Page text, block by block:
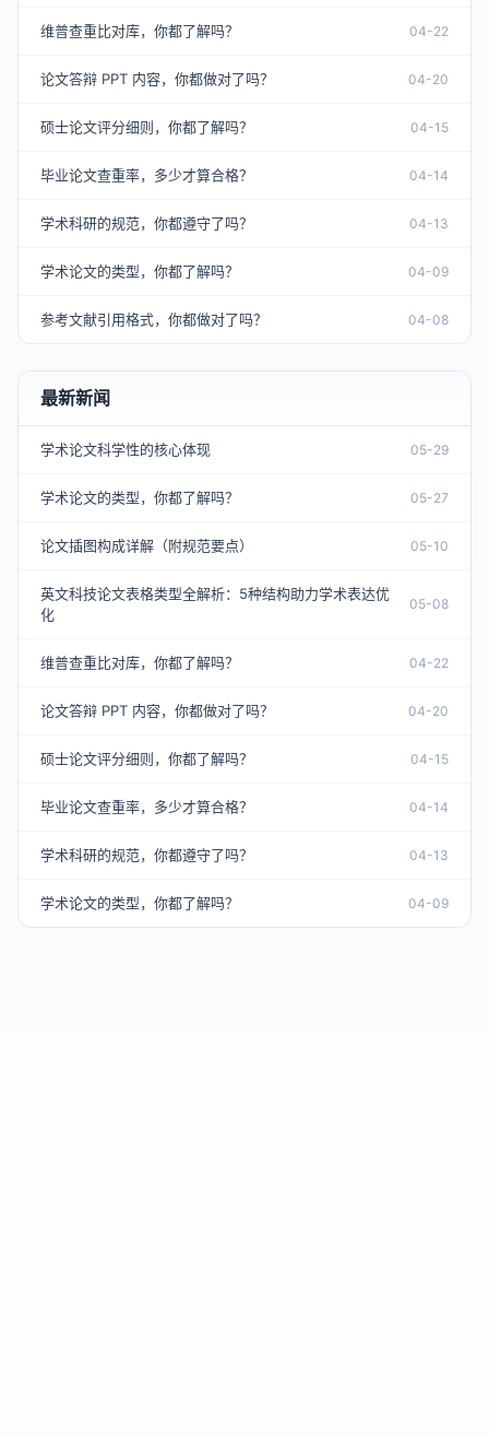
维普查重比对库，你都了解吗？ 04-22
论文答辩 PPT 内容，你都做对了吗？ 04-20
硕士论文评分细则，你都了解吗？ 04-15
毕业论文查重率，多少才算合格？ 04-14
学术科研的规范，你都遵守了吗？ 04-13
学术论文的类型，你都了解吗？ 04-09
参考文献引用格式，你都做对了吗？ 04-08
最新新闻
学术论文科学性的核心体现 05-29
学术论文的类型，你都了解吗？ 05-27
论文插图构成详解（附规范要点） 05-10
英文科技论文表格类型全解析：5种结构助力学术表达优
化
05-08
维普查重比对库，你都了解吗？ 04-22
论文答辩 PPT 内容，你都做对了吗？ 04-20
硕士论文评分细则，你都了解吗？ 04-15
毕业论文查重率，多少才算合格？ 04-14
学术科研的规范，你都遵守了吗？ 04-13
学术论文的类型，你都了解吗？ 04-09